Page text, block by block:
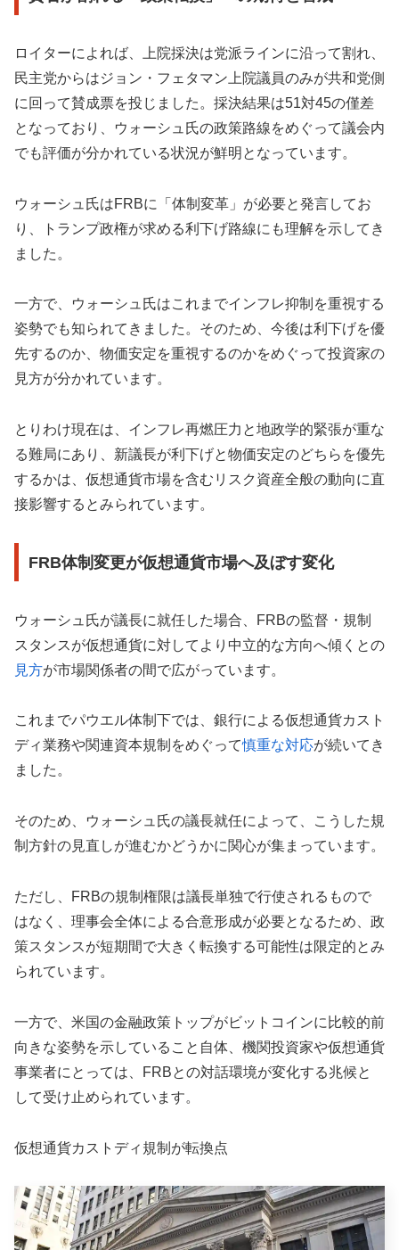
ロイターによれば、上院採決は党派ラインに沿って割れ、
民主党からはジョン・フェタマン上院議員のみが共和党側
に回って賛成票を投じました。採決結果は51対45の僅差
となっており、ウォーシュ氏の政策路線をめぐって議会内
でも評価が分かれている状況が鮮明となっています。
ウォーシュ氏はFRBに「体制変革」が必要と発言してお
り、トランプ政権が求める利下げ路線にも理解を示してき
ました。
一方で、ウォーシュ氏はこれまでインフレ抑制を重視する
姿勢でも知られてきました。そのため、今後は利下げを優
先するのか、物価安定を重視するのかをめぐって投資家の
見方が分かれています。
とりわけ現在は、インフレ再燃圧力と地政学的緊張が重な
る難局にあり、新議長が利下げと物価安定のどちらを優先
するかは、仮想通貨市場を含むリスク資産全般の動向に直
接影響するとみられています。
FRB体制変更が仮想通貨市場へ及ぼす変化
ウォーシュ氏が議長に就任した場合、FRBの監督・規制
スタンスが仮想通貨に対してより中立的な方向へ傾くとの
見方が市場関係者の間で広がっています。
これまでパウエル体制下では、銀行による仮想通貨カスト
ディ業務や関連資本規制をめぐって慎重な対応が続いてき
ました。
そのため、ウォーシュ氏の議長就任によって、こうした規
制方針の見直しが進むかどうかに関心が集まっています。
ただし、FRBの規制権限は議長単独で行使されるもので
はなく、理事会全体による合意形成が必要となるため、政
策スタンスが短期間で大きく転換する可能性は限定的とみ
られています。
一方で、米国の金融政策トップがビットコインに比較的前
向きな姿勢を示していること自体、機関投資家や仮想通貨
事業者にとっては、FRBとの対話環境が変化する兆候と
して受け止められています。
仮想通貨カストディ規制が転換点